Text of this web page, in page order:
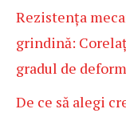
Rezistența
grindină:
gradul de
De ce să alegi